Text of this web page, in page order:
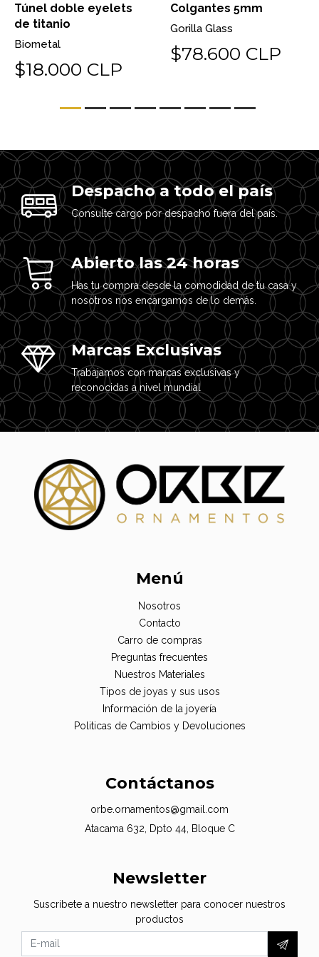
Túnel doble eyelets
de titanio
Biometal
$18.000 CLP
Colgantes 5mm
Gorilla Glass
$78.600 CLP
Despacho a todo el país
Consulte cargo por despacho fuera del país.
Abierto las 24 horas
Has tu compra desde la comodidad de tu casa y
nosotros nos encargamos de lo demás.
Marcas Exclusivas
Trabajamos con marcas exclusivas y
reconocidas a nivel mundial
Menú
Nosotros
Contacto
Carro de compras
Preguntas frecuentes
Nuestros Materiales
Tipos de joyas y sus usos
Información de la joyería
Politicas de Cambios y Devoluciones
Contáctanos
orbe.ornamentos@gmail.com
Atacama 632, Dpto 44, Bloque C
Newsletter
Suscribete a nuestro newsletter para conocer nuestros
productos